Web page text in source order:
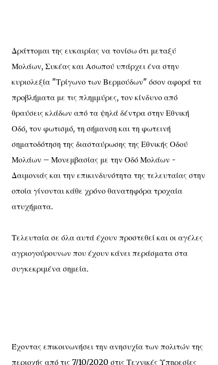
Δράττομαι της ευκαιρίας να τονίσω ότι μεταξύ
Μολάων, Συκέας και Ασωπού υπάρχει ένα στην
κυριολεξία "Τρίγωνο των Βερμούδων" όσον αφορά τα
προβλήματα με τις πλημμύρες, τον κίνδυνο από
θραύσεις κλάδων από τα ψηλά δέντρα στην Εθνική
Οδό, τον φωτισμό, τη σήμανση και τη φωτεινή
σηματοδότηση της διασταύρωσης της Εθνικής Οδού
Μολάων – Μονεμβασίας με την Οδό Μολάων -
Δαιμονιάς και την επικινδυνότητα της τελευταίας στην
οποία γίνονται κάθε χρόνο θανατηφόρα τροχαία
ατυχήματα.
Τελευταία σε όλα αυτά έχουν προστεθεί και οι αγέλες
αγριογούρουνων που έχουν κάνει περάσματα στα
συγκεκριμένα σημεία.
Έχοντας επικοινωνήσει την ανησυχία των πολιτών της
περιοχής από τις 7/10/2020 στις Τεχνικές Υπηρεσίες